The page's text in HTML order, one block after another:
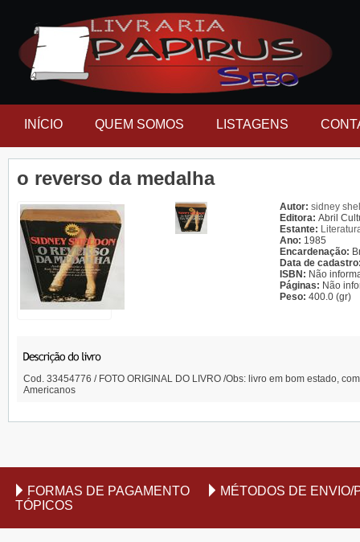
INÍCIO QUEM SOMOS LISTAGENS
o reverso da medalha
Autor: sidney
Editora: Abril
Estante:
Ano: 1985
Encardenação:
Data de
ISBN: Não
Páginas: Não
Peso: 400.0 (gr)
Cod. 33454776 / FOTO ORIGINAL DO LIVRO /Obs: livro em bom estado,
Americanos
FORMAS DE PAGAMENTO
MÉTODOS DE
TÓPICOS